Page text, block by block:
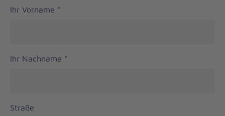
Ihr Vorname *
Ihr Nachname *
Straße